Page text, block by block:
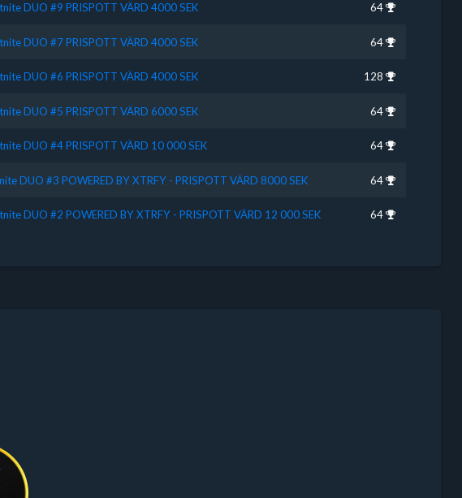
DUO #9 PRISPOTT VÄRD 4000 SEK 64
DUO #7 PRISPOTT VÄRD 4000 SEK 64
DUO #6 PRISPOTT VÄRD 4000 SEK 128
DUO #5 PRISPOTT VÄRD 6000 SEK 64
DUO #4 PRISPOTT VÄRD 10 000 SEK 64
DUO #3 POWERED BY XTRFY - PRISPOTT VÄRD 8000 SEK 64
DUO #2 POWERED BY XTRFY - PRISPOTT VÄRD 12 000 SEK 64